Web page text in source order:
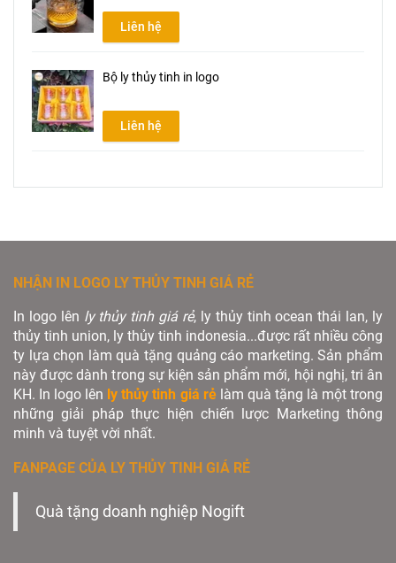
Liên hệ
Bộ ly thủy tinh in logo
Liên hệ
NHẬN IN LOGO LY THỦY TINH GIÁ RẺ
In logo lên ly thủy tinh giá rẻ, ly thủy tinh ocean thái lan, ly
thủy tinh union, ly thủy tinh indonesia...được rất nhiều công
ty lựa chọn làm quà tặng quảng cáo marketing. Sản phẩm
này được dành trong sự kiện sản phẩm mới, hội nghị, tri ân
KH. In logo lên ly thủy tinh giá rẻlàm quà tặng là một trong
những giải pháp thực hiện chiến lược Marketing thông
minh và tuyệt vời nhất.
FANPAGE CỦA LY THỦY TINH GIÁ RẺ
Quà tặng doanh nghiệp Nogift